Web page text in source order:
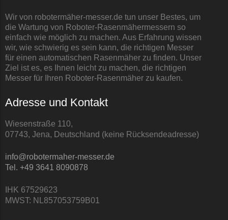
Wir von robotermäher-messer.de tun unser Bestes, um
die Wartung von Roboter-Rasenmähermessern so
einfach wie möglich zu machen. Aus Erfahrung wissen
wir, wie schwierig es sein kann, die richtigen Messer
für einen automatischen Rasenmäher zu finden. Unser
Ziel ist es, es Ihnen leicht zu machen, die richtigen
Messer für Ihren Roboter-Rasenmäher zu kaufen.
Adresse und Kontakt
Wiesenstraße 110,
07743, Jena, Deutschland (keine Rücksendeadresse)
info@robotermaher-messer.de
Tel. +49 3641 8090878
IHK 67529623
MWST: NL857053759B01